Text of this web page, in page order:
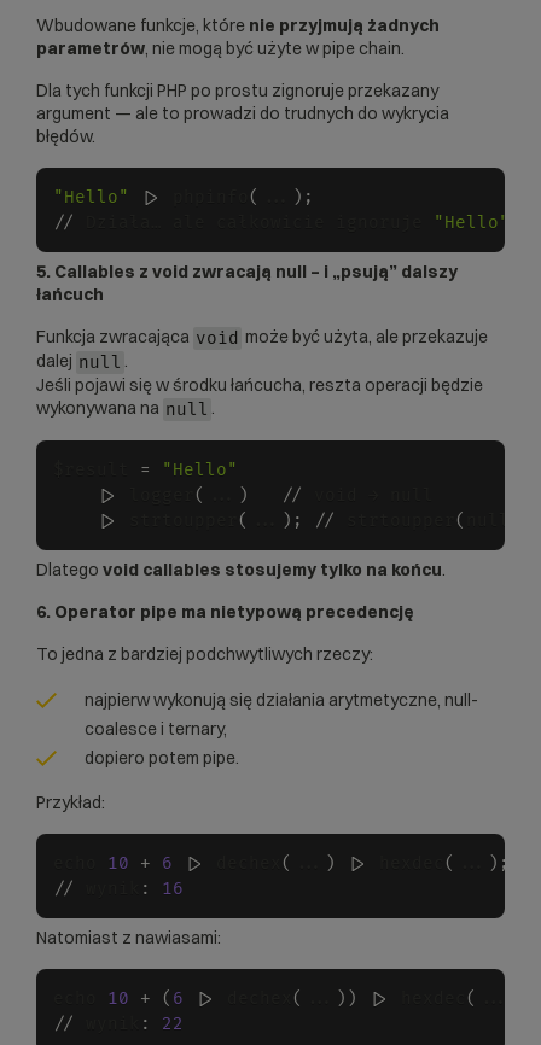
Wbudowane funkcje, które nie przyjmują żadnych
parametrów, nie mogą być użyte w pipe chain.
Dla tych funkcji PHP po prostu zignoruje przekazany
argument — ale to prowadzi do trudnych do wykrycia
błędów.
"Hello" |> ( ) ;
// "Hello"
5. Callables z void zwracają null – i „psują” dalszy
łańcuch
Funkcja zwracająca void może być użyta, ale przekazuje
dalej null .
Jeśli pojawi się w środku łańcucha, reszta operacji będzie
wykonywana na null .
=
"Hello"
    |
> ( ) //
    |
> ( ) ; // (
Dlatego void callables stosujemy tylko na końcu.
6. Operator pipe ma nietypową precedencję
To jedna z bardziej podchwytliwych rzeczy:
najpierw wykonują się działania arytmetyczne, null-
coalesce i ternary,
dopiero potem pipe.
Przykład:
10 + 6 |> ( ) |> ( ) ;
// : 16
Natomiast z nawiasami:
10 + ( 6 |> ( ) ) |> (
// : 22